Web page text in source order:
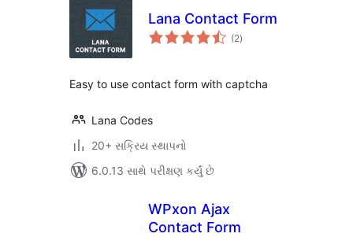
Lana Contact Form
(2કુલ
રેટિંગ્સ
)
Easy to use contact form with captcha
Lana Codes
20+ સક્રિય સ્થાપનો
6.0.13 સાથે પરીક્ષણ કર્યું છે
WPxon Ajax
Contact Form